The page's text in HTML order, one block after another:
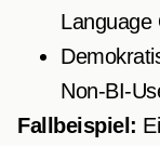
Language
Non-BI-
Fallbeispiel: